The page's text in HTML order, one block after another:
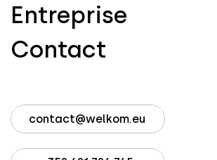
Entreprise
Contact
contact@welkom.eu